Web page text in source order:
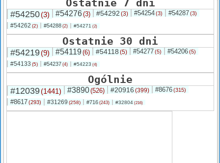
Ostatnie 7 dni
#54250(3) #54276(3) #54292 (3) #54254(3) #54287(3)
#54262 (2) #54288 (2) #54271 (2)
Ostatnie 30 dni
#54219(9) #54119(6) #54118 (5) #54277(5) #54206(5)
#54133 (5) #54237 (4) #54223 (4)
Ogólnie
#12039(1441) #3890(526) #20916 (399) #8676(315)
#8617(293) #31269 (258) #716 (243) #32804 (216)